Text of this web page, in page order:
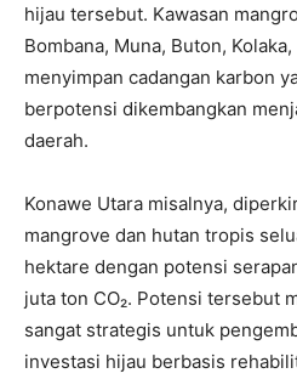
hijau tersebut. Kawasan
Bombana, Muna, Buton,
menyimpan cadangan karbon
berpotensi dikembangkan
daerah.
Konawe Utara misalnya,
mangrove dan hutan tropis
hektare dengan potensi
juta ton CO₂. Potensi tersebut
sangat strategis untuk
investasi hijau berbasis